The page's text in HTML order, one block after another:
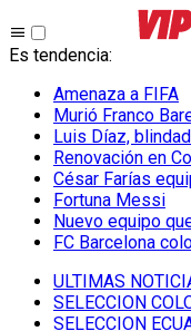
Es tendencia:
Amenaza a FIFA
Murió Franco
Luis Díaz,
Renovación en
César Farías
Fortuna Messi
Nuevo equipo
FC Barcelona
ULTIMAS
SELECCION
SELECCION